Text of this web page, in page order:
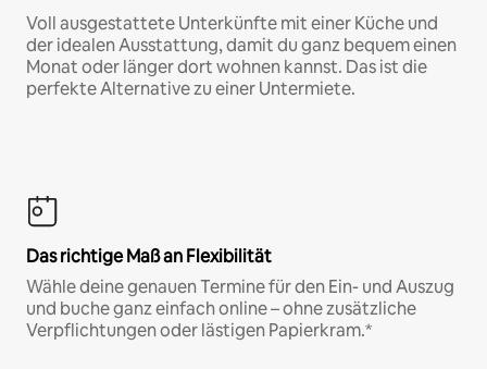
Voll ausgestattete Unterkünfte mit einer Küche und
der idealen Ausstattung, damit du ganz bequem einen
Monat oder länger dort wohnen kannst. Das ist die
perfekte Alternative zu einer Untermiete.
Das richtige Maß an Flexibilität
Wähle deine genauen Termine für den Ein- und Auszug
und buche ganz einfach online – ohne zusätzliche
Verpflichtungen oder lästigen Papierkram.*